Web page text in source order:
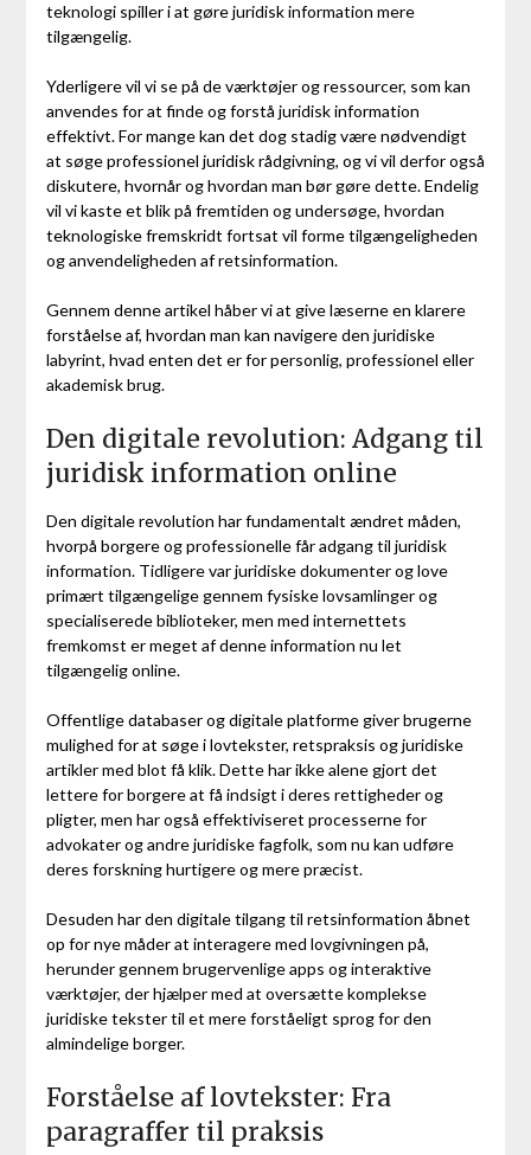
teknologi spiller i at gøre juridisk information mere
tilgængelig.
Yderligere vil vi se på de værktøjer og ressourcer, som kan
anvendes for at finde og forstå juridisk information
effektivt. For mange kan det dog stadig være nødvendigt
at søge professionel juridisk rådgivning, og vi vil derfor også
diskutere, hvornår og hvordan man bør gøre dette. Endelig
vil vi kaste et blik på fremtiden og undersøge, hvordan
teknologiske fremskridt fortsat vil forme tilgængeligheden
og anvendeligheden af retsinformation.
Gennem denne artikel håber vi at give læserne en klarere
forståelse af, hvordan man kan navigere den juridiske
labyrint, hvad enten det er for personlig, professionel eller
akademisk brug.
Den digitale revolution: Adgang til
juridisk information online
Den digitale revolution har fundamentalt ændret måden,
hvorpå borgere og professionelle får adgang til juridisk
information. Tidligere var juridiske dokumenter og love
primært tilgængelige gennem fysiske lovsamlinger og
specialiserede biblioteker, men med internettets
fremkomst er meget af denne information nu let
tilgængelig online.
Offentlige databaser og digitale platforme giver brugerne
mulighed for at søge i lovtekster, retspraksis og juridiske
artikler med blot få klik. Dette har ikke alene gjort det
lettere for borgere at få indsigt i deres rettigheder og
pligter, men har også effektiviseret processerne for
advokater og andre juridiske fagfolk, som nu kan udføre
deres forskning hurtigere og mere præcist.
Desuden har den digitale tilgang til retsinformation åbnet
op for nye måder at interagere med lovgivningen på,
herunder gennem brugervenlige apps og interaktive
værktøjer, der hjælper med at oversætte komplekse
juridiske tekster til et mere forståeligt sprog for den
almindelige borger.
Forståelse af lovtekster: Fra
paragraffer til praksis